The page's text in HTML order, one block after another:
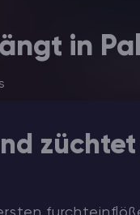
in
züchtet